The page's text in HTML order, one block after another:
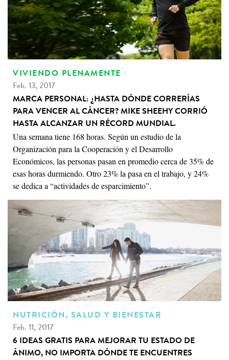
VIVIENDO PLENAMENTE
Feb. 13, 2017
MARCA PERSONAL: ¿HASTA DÓNDE CORRERÍAS
PARA VENCER AL CÁNCER? MIKE SHEEHY CORRIÓ
HASTA ALCANZAR UN RÉCORD MUNDIAL.
Una semana tiene 168 horas. Según un estudio de la
Organización para la Cooperación y el Desarrollo
Económicos, las personas pasan en promedio cerca de 35% de
esas horas durmiendo. Otro 23% la pasa en el trabajo, y 24%
se dedica a “actividades de esparcimiento”.
NUTRICIÓN, SALUD Y BIENESTAR
Feb. 11, 2017
6 IDEAS GRATIS PARA MEJORAR TU ESTADO DE
ÁNIMO, NO IMPORTA DÓNDE TE ENCUENTRES